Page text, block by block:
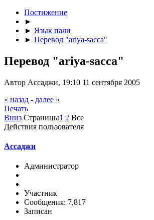
Постижение
►
► Язык пали
► Перевод "ariya-sacca"
Перевод "ariya-sacca"
Автор Ассаджи, 19:10 11 сентября 2005
« назад - далее »
Печать
Вниз Страницы1 2 Все
Действия пользователя
Ассаджи
Администратор
Участник
Сообщения: 7,817
Записан